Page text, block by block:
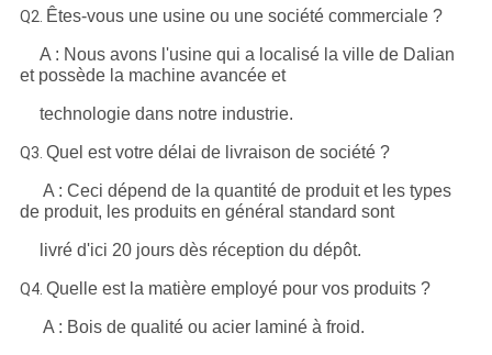
Q2. Êtes-vous une usine ou une société commerciale ?
A : Nous avons l'usine qui a localisé la ville de Dalian
et possède la machine avancée et
technologie dans notre industrie.
Q3. Quel est votre délai de livraison de société ?
A : Ceci dépend de la quantité de produit et les types
de produit, les produits en général standard sont
livré d'ici 20 jours dès réception du dépôt.
Q4. Quelle est la matière employé pour vos produits ?
A : Bois de qualité ou acier laminé à froid.